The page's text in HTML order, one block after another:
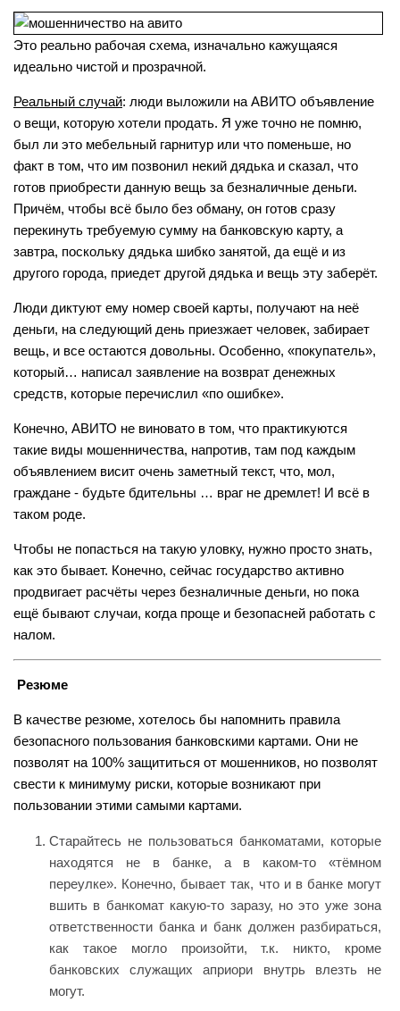
Это реально рабочая схема, изначально кажущаяся
идеально чистой и прозрачной.
Реальный случай: люди выложили на АВИТО объявление
о вещи, которую хотели продать. Я уже точно не помню,
был ли это мебельный гарнитур или что поменьше, но
факт в том, что им позвонил некий дядька и сказал, что
готов приобрести данную вещь за безналичные деньги.
Причём, чтобы всё было без обману, он готов сразу
перекинуть требуемую сумму на банковскую карту, а
завтра, поскольку дядька шибко занятой, да ещё и из
другого города, приедет другой дядька и вещь эту заберёт.
Люди диктуют ему номер своей карты, получают на неё
деньги, на следующий день приезжает человек, забирает
вещь, и все остаются довольны. Особенно, «покупатель»,
который… написал заявление на возврат денежных
средств, которые перечислил «по ошибке».
Конечно, АВИТО не виновато в том, что практикуются
такие виды мошенничества, напротив, там под каждым
объявлением висит очень заметный текст, что, мол,
граждане - будьте бдительны … враг не дремлет! И всё в
таком роде.
Чтобы не попасться на такую уловку, нужно просто знать,
как это бывает. Конечно, сейчас государство активно
продвигает расчёты через безналичные деньги, но пока
ещё бывают случаи, когда проще и безопасней работать с
налом.
Резюме
В качестве резюме, хотелось бы напомнить правила
безопасного пользования банковскими картами. Они не
позволят на 100% защититься от мошенников, но позволят
свести к минимуму риски, которые возникают при
пользовании этими самыми картами.
Старайтесь не пользоваться банкоматами, которые
находятся не в банке, а в каком-то «тёмном
переулке». Конечно, бывает так, что и в банке могут
вшить в банкомат какую-то заразу, но это уже зона
ответственности банка и банк должен разбираться,
как такое могло произойти, т.к. никто, кроме
банковских служащих априори внутрь влезть не
могут.